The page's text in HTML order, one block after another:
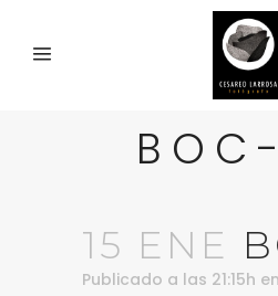
15 ENE
Publicado a las 21:15h en